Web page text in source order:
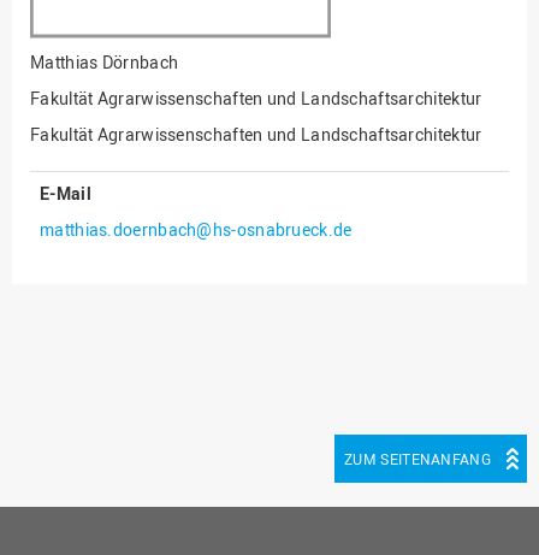
Gesellschaftliches
Hochschulplanung/-
strategie
Matthias Dörnbach
Fakultät Agrarwissenschaften und Landschaftsarchitektur
Fakultät Agrarwissenschaften und Landschaftsarchitektur
E-Mail
matthias.doernbach@hs-osnabrueck.de
ZUM SEITENANFANG